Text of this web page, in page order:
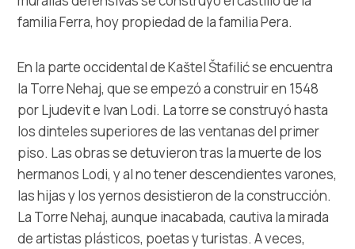
familia Ferra, hoy propiedad de la familia Pera.
En la parte occidental de Kaštel Štafilić se encuentra
la Torre Nehaj, que se empezó a construir en 1548
por Ljudevit e Ivan Lodi. La torre se construyó hasta
los dinteles superiores de las ventanas del primer
piso. Las obras se detuvieron tras la muerte de los
hermanos Lodi, y al no tener descendientes varones,
las hijas y los yernos desistieron de la construcción.
La Torre Nehaj, aunque inacabada, cautiva la mirada
de artistas plásticos, poetas y turistas. A veces,